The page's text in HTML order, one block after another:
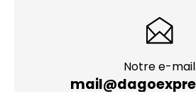
Notre e-mail